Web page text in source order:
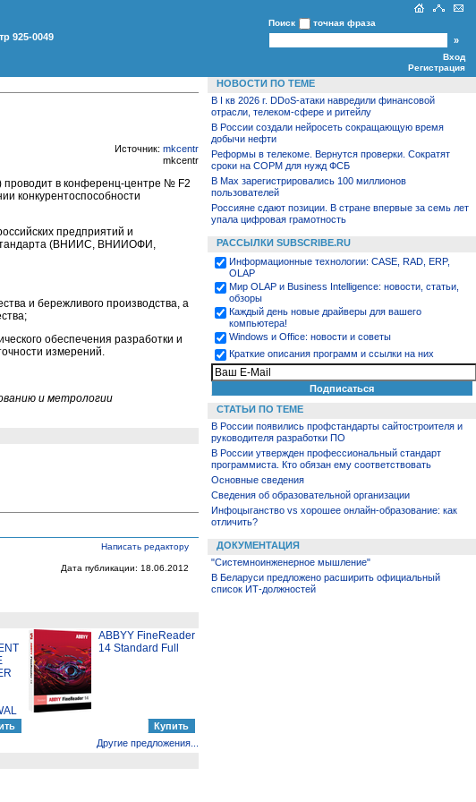
925-0049
Поиск точная фраза
Вход
Регистрация
Источник: mkcentr
mkcentr
проводит в конференц-центре № F2
конкурентоспособности
предприятий и
(ВНИИС, ВНИИОФИ,
и бережливого производства, а
обеспечения разработки и
измерений.
и метрологии
Написать редактору
Дата публикации: 18.06.2012
ABBYY FineReader
14 Standard Full
Другие предложения...
НОВОСТИ ПО ТЕМЕ
В I кв 2026 г. DDoS-атаки навредили финансовой
отрасли, телеком-сфере и ритейлу
В России создали нейросеть сокращающую время
добычи нефти
Реформы в телекоме. Вернутся проверки. Сократят
сроки на СОРМ для нужд ФСБ
В Max зарегистрировались 100 миллионов
пользователей
Россияне сдают позиции. В стране впервые за семь лет
упала цифровая грамотность
РАССЫЛКИ SUBSCRIBE.RU
Информационные технологии: CASE, RAD, ERP,
OLAP
Мир OLAP и Business Intelligence: новости, статьи,
обзоры
Каждый день новые драйверы для вашего
компьютера!
Windows и Office: новости и советы
Краткие описания программ и ссылки на них
СТАТЬИ ПО ТЕМЕ
В России появились профстандарты сайтостроителя и
руководителя разработки ПО
В России утвержден профессиональный стандарт
программиста. Кто обязан ему соответствовать
Основные сведения
Сведения об образовательной организации
Инфоцыганство vs хорошее онлайн-образование: как
отличить?
ДОКУМЕНТАЦИЯ
"Системноинженерное мышление"
В Беларуси предложено расширить официальный
список ИТ-должностей